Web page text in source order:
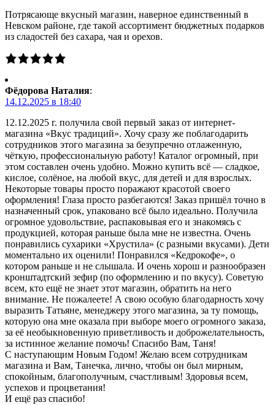
Потрясающе вкусный магазин, наверное единственный в
Невском районе, где такой ассортимент бюджетных подарков
из сладостей без сахара, чая и орехов.
Фёдорова Наталия:
14.12.2025 в 18:40
12.12.2025 г. получила свой первый заказ от интернет-
магазина «Вкус традиций». Хочу сразу же поблагодарить
сотрудников этого магазина за безупречно отлаженную,
чёткую, профессиональную работу! Каталог огромный, при
этом составлен очень удобно. Можно купить всё — сладкое,
кислое, солёное, на любой вкус, для детей и для взрослых.
Некоторые товары просто поражают красотой своего
оформления! Глаза просто разбегаются! Заказ пришёл точно в
назначенный срок, упаковано всё было идеально. Получила
огромное удовольствие, распаковывая его и знакомясь с
продукцией, которая раньше была мне не известна. Очень
понравились сухарики «Хрустила» (с разными вкусами). Дети
моментально их оценили! Понравился «Кедрокофе», о
котором раньше и не слышала. И очень хорош и разнообразен
кронштадтский зефир (по оформлению и по вкусу). Советую
всем, кто ещё не знает этот магазин, обратить на него
внимание. Не пожалеете! А свою особую благодарность хочу
выразить Татьяне, менеджеру этого магазина, за ту помощь,
которую она мне оказала при выборе моего огромного заказа,
за её необыкновенную приветливость и доброжелательность,
за истинное желание помочь! Спасибо Вам, Таня!
С наступающим Новым Годом! Желаю всем сотрудникам
магазина и Вам, Танечка, лично, чтобы он был мирным,
спокойным, благополучным, счастливым! Здоровья всем,
успехов и процветания!
И ещё раз спасибо!